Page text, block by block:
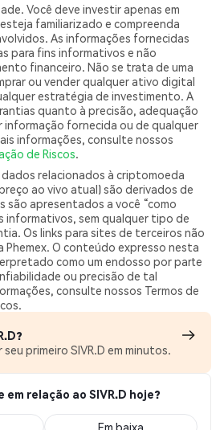
Você deve investir apenas em
familiarizado e compreenda
As informações fornecidas
para fins informativos e não
financeiro. Não se trata de uma
ou vender qualquer ativo digital
estratégia de investimento. A
quanto à precisão, adequação
informação fornecida ou de qualquer
informações, consulte nossos
de Riscos.
relacionados à criptomoeda
ao vivo atual) são derivados de
são apresentados a você “como
informativos, sem qualquer tipo de
Os links para sites de terceiros não
O conteúdo expresso nesta
como um endosso por parte
ou precisão de tal
consulte nossos Termos de
primeiro SIVR.D em minutos.
em relação ao SIVR.D hoje?
Em baixa